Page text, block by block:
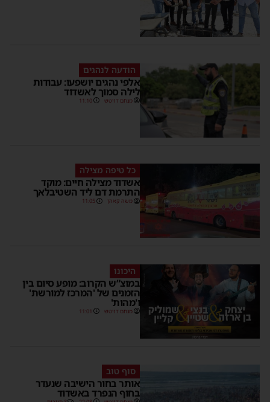
הודעה לנהגים
אלפי נהגים יושפעו: עבודות
לילה סמוך לאשדוד
מנחם דויטש 11:10
כל טיפה מצילה
אשדוד מצילה חיים: מוקד
התרמת דם ליד השטיבלאך
משה קאהן 11:05
היכונו
במוצ”ש הקרוב: מופע סיום בין
הזמנים של 'המרכז למורשת'
ו'מהות'
מנחם דויטש 11:01
סוף טוב
אותר בחור הישיבה שנעדר
בחוף הנפרד באשדוד